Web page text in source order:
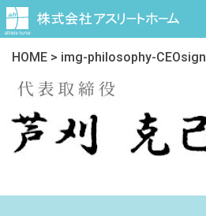
HOME > img-philosophy-CEOsign